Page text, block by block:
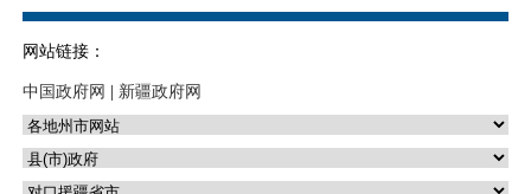
加强统筹协调、指导服务、审核评估和监
督管理，高质量推进上海辰山国家植物园
建设。上海市人民政府和中国科学院要抓
紧组织编制上海辰山国家植物园建设方
网站链接：
中国政府网 新疆政府网